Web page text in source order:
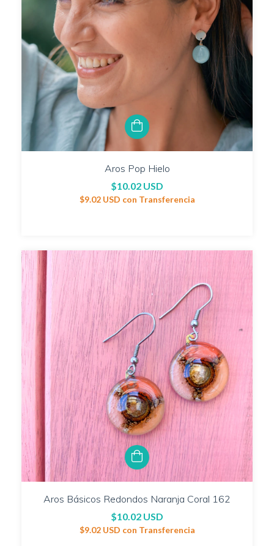
Aros Pop Hielo
$10.02 USD
$9.02 USD con Transferencia
Aros Básicos Redondos Naranja Coral 162
$10.02 USD
$9.02 USD con Transferencia